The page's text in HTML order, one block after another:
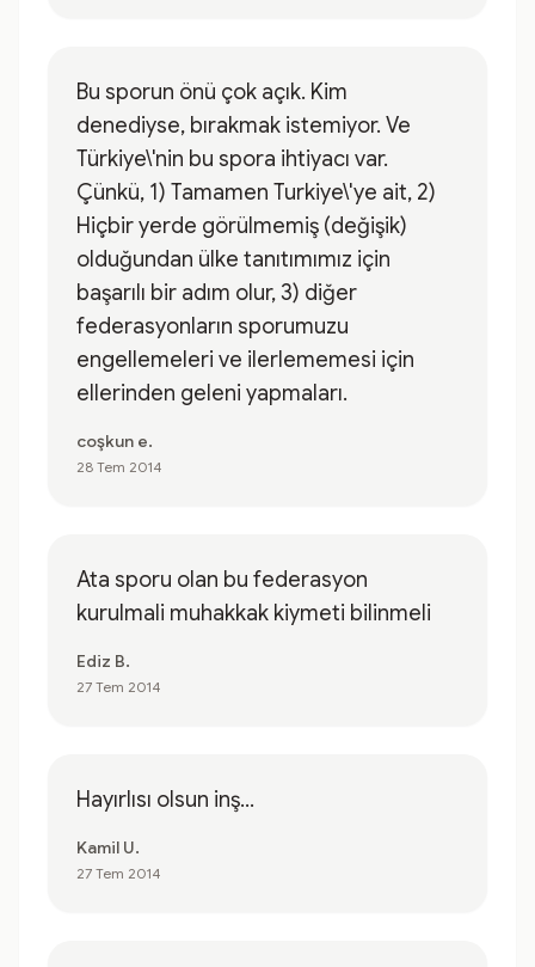
Bu sporun önü çok açık. Kim
denediyse, bırakmak istemiyor. Ve
Türkiye\'nin bu spora ihtiyacı var.
Çünkü, 1) Tamamen Turkiye\'ye ait, 2)
Hiçbir yerde görülmemiş (değişik)
olduğundan ülke tanıtımımız için
başarılı bir adım olur, 3) diğer
federasyonların sporumuzu
engellemeleri ve ilerlememesi için
ellerinden geleni yapmaları.
coşkun e.
28 Tem 2014
Ata sporu olan bu federasyon
kurulmali muhakkak kiymeti bilinmeli
Ediz B.
27 Tem 2014
Hayırlısı olsun inş...
Kamil U.
27 Tem 2014